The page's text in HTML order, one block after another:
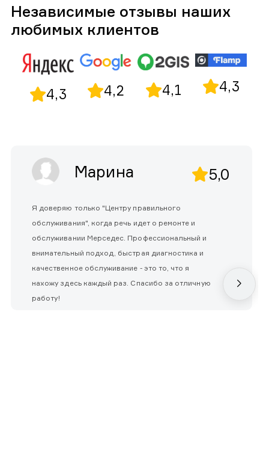
Независимые отзывы наших
любимых клиентов
4,3 4,2 4,1 4,3
Марина 5,0
Я доверяю только "Центру правильного
обслуживания", когда речь идет о ремонте и
обслуживании Мерседес. Профессиональный и
внимательный подход, быстрая диагностика и
качественное обслуживание - это то, что я
нахожу здесь каждый раз. Спасибо за отличную
работу!